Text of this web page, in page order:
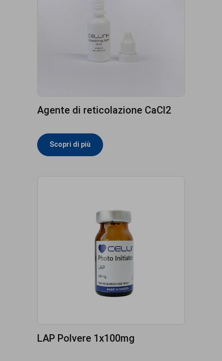
Agente di reticolazione CaCl2
Scopri di più
LAP Polvere 1x100mg